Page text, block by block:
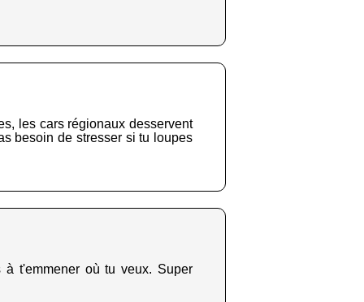
les cars régionaux desservent
besoin de stresser si tu loupes
t'emmener où tu veux. Super